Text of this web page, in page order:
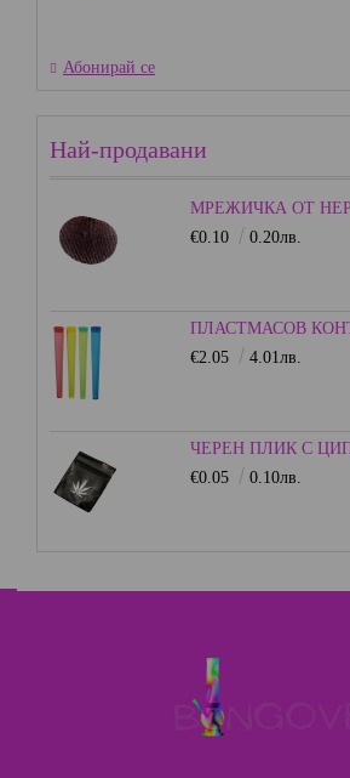
Абонирай се
Най-продавани
€0.10
0.20лв.
€2.05
4.01лв.
ЧЕРЕН ПЛИК С
€0.05
0.10лв.